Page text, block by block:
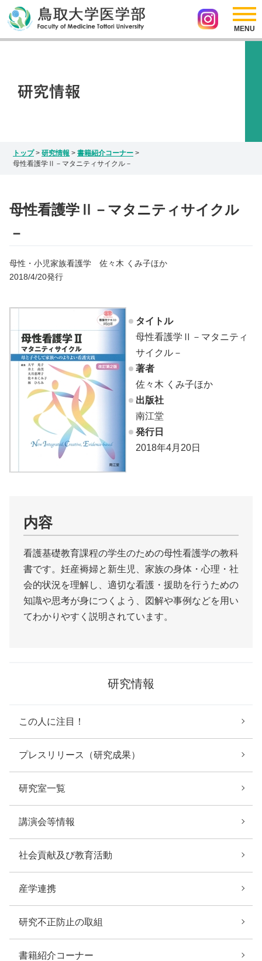
お問い合わせ
トップ > 研究情報 > 書籍紹介コーナー >
母性看護学Ⅱ－マタニティサイクル－
母性看護学Ⅱ－マタニティサイクル
－
母性・小児家族看護学 佐々木 くみ子ほか
2018/4/20発行
タイトル
母性看護学Ⅱ－マタニティ
サイクル－
著者
佐々木 くみ子ほか
出版社
南江堂
発行日
2018年4月20日
内容
看護基礎教育課程の学生のための母性看護学の教科
書です。妊産褥婦と新生児、家族の身体・心理・社
会的状況を理解し、適切な看護・援助を行うための
知識や思考が身につくよう、図解や事例などを用い
てわかりやすく説明されています。
研究情報
この人に注目！
プレスリリース（研究成果）
研究室一覧
講演会等情報
社会貢献及び教育活動
産学連携
研究不正防止の取組
書籍紹介コーナー